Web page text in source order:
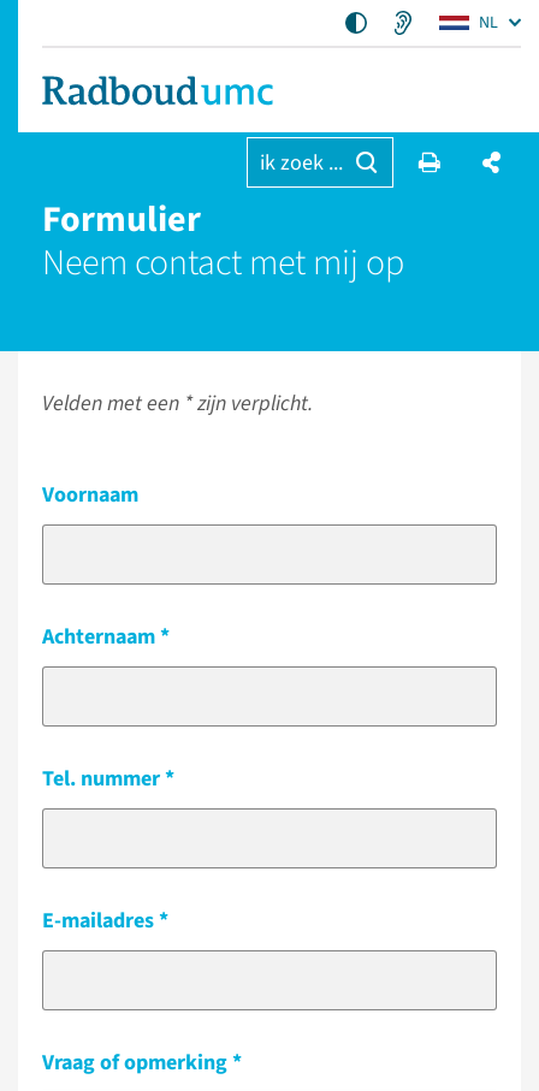
NL
ik zoek ...
Formulier
Neem contact met mij op
Velden met een * zijn verplicht.
Voornaam
Achternaam
Tel. nummer
E-mailadres
Vraag of opmerking